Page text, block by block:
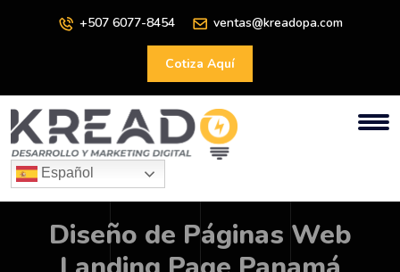
+507 6077-8454 ventas@kreadopa.com
Cotiza Aquí
Español
Diseño de Páginas Web